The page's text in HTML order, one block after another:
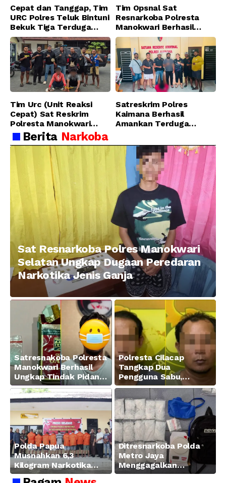
Cepat dan Tanggap, Tim
URC Polres Teluk Bintuni
Bekuk Tiga Terduga
Pelaku Pencurian di SMA
Sanawesen
Tim Opsnal Sat
Resnarkoba Polresta
Manokwari Berhasil
Ungkap Kasus Tindak
Pidana Narkotika
Golongan I Jenis Shabu
di SP 4 Distrik Prafi kab.
Manokwari
Tim Urc (Unit Reaksi
Cepat) Sat Reskrim
Polresta Manokwari
Berhasil Tangkap 2
Pelaku Pengeroyokan di
Taman Ria kab.
Manokwari
Satreskrim Polres
Kaimana Berhasil
Amankan Terduga
Menggunakan Senjata
Tajam
Berita Narkoba
Sat Resnarkoba Polres Manokwari
Selatan Ungkap Dugaan Peredaran
Narkotika Jenis Ganja
Satresnakoba Polresta
Manokwari Berhasil
Ungkap Tindak Pidana
Narkotika Golongan I
Jenis Sabu di Jalan
Swapen Perkebunan
Manokwari
Polresta Cilacap
Tangkap Dua
Pengguna Sabu,
Amankan Paket 0,34
Gram
Polda Papua
Musnahkan 6,3
Kilogram Narkotika
Hasil Pengungkapan
Ditresnarkoba Polda
Metro Jaya
Menggagalkan
Peredaran Sabu 5,3 Kg